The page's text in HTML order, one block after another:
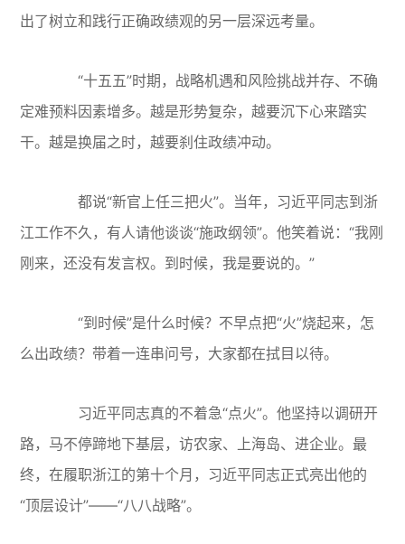
出了树立和践行正确政绩观的另一层深远考量。
“十五五”时期，战略机遇和风险挑战并存、不确
定难预料因素增多。越是形势复杂，越要沉下心来踏实
干。越是换届之时，越要刹住政绩冲动。
都说“新官上任三把火”。当年，习近平同志到浙
江工作不久，有人请他谈谈“施政纲领”。他笑着说：“我刚
刚来，还没有发言权。到时候，我是要说的。”
“到时候”是什么时候？不早点把“火”烧起来，怎
么出政绩？带着一连串问号，大家都在拭目以待。
习近平同志真的不着急“点火”。他坚持以调研开
路，马不停蹄地下基层，访农家、上海岛、进企业。最
终，在履职浙江的第十个月，习近平同志正式亮出他的
“顶层设计”——“八八战略”。